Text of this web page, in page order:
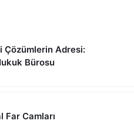
Çözümlerin Adresi:
Bürosu
Far Camları